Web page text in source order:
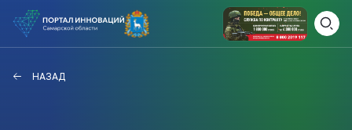
НАЗАД
ЗАКРЫТЬ
ВАМ СЮДА